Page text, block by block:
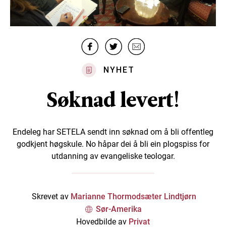
NYHET
Søknad levert!
Endeleg har SETELA sendt inn søknad om å bli offentleg
godkjent høgskule. No håpar dei å bli ein plogspiss for
utdanning av evangeliske teologar.
Skrevet av Marianne Thormodsæter Lindtjørn
Sør-Amerika
Hovedbilde av Privat